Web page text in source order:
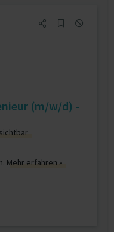
(m/w/d) -
Mehr erfahren »